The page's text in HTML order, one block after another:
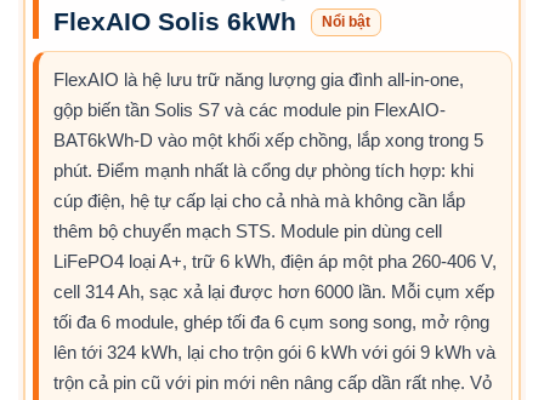
FlexAIO Solis 6kWh Nổi bật
FlexAIO là hệ lưu trữ năng lượng gia đình all-in-one,
gộp biến tần Solis S7 và các module pin FlexAIO-
BAT6kWh-D vào một khối xếp chồng, lắp xong trong 5
phút. Điểm mạnh nhất là cổng dự phòng tích hợp: khi
cúp điện, hệ tự cấp lại cho cả nhà mà không cần lắp
thêm bộ chuyển mạch STS. Module pin dùng cell
LiFePO4 loại A+, trữ 6 kWh, điện áp một pha 260-406 V,
cell 314 Ah, sạc xả lại được hơn 6000 lần. Mỗi cụm xếp
tối đa 6 module, ghép tối đa 6 cụm song song, mở rộng
lên tới 324 kWh, lại cho trộn gói 6 kWh với gói 9 kWh và
trộn cả pin cũ với pin mới nên nâng cấp dần rất nhẹ. Vỏ